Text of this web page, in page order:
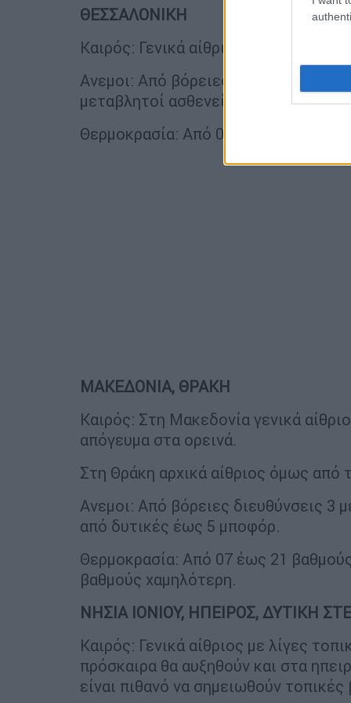
ΘΕΣΣΑΛΟΝΙΚΗ
Καιρός: Γενικά αίθριος.
Ανεμοι: Από βόρειες διευθύνσεις 3
μεταβλητοί ασθενείς.
Θερμοκρασία: Από 08 έως 20
ΜΑΚΕΔΟΝΙΑ, ΘΡΑΚΗ
Καιρός: Στη Μακεδονία γενικά
απόγευμα στα ορεινά.
Στη Θράκη αρχικά αίθριος όμως από
Ανεμοι: Από βόρειες διευθύνσεις 3
από δυτικές έως 5 μποφόρ.
Θερμοκρασία: Από 07 έως 21
βαθμούς χαμηλότερη.
ΝΗΣΙΑ ΙΟΝΙΟΥ, ΗΠΕΙΡΟΣ, ΔΥΤΙΚΗ
Καιρός: Γενικά αίθριος με λίγες
πρόσκαιρα θα αυξηθούν και στα
είναι πιθανό να σημειωθούν